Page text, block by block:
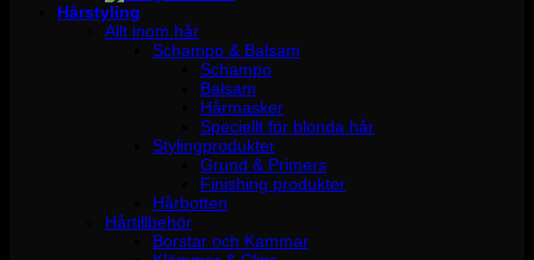
Hårstyling
Allt inom hår
Schampo & Balsam
Schampo
Balsam
Hårmasker
Speciellt för blonda hår
Stylingprodukter
Grund & Primers
Finishing produkter
Hårbotten
Hårtillbehör
Borstar och Kammar